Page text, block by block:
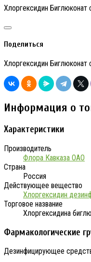
Хлоргексидин
Поделиться
Хлоргексидин
Информация о
Характеристики
Производитель
Флора Кавказа ОАО
Страна
Россия
Действующее вещество
Хлоргексидин
Торговое название
Хлоргексидина
Фармакологические
Дезинфицирующее